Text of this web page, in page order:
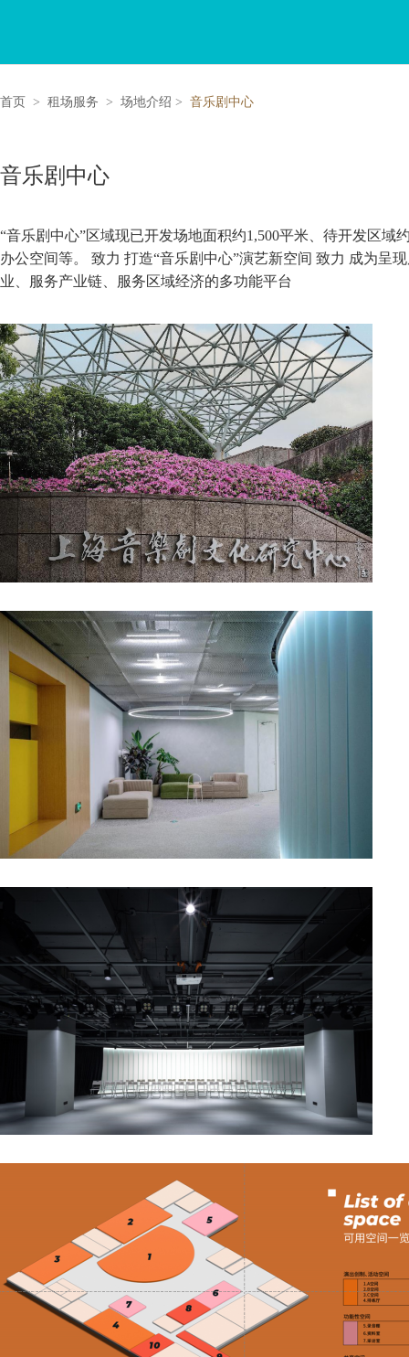
首页 > 租场服务 > 场地介绍 > 音乐剧中心
音乐剧中心
“音乐剧中心”区域现已开发场地面积约1,500平米、待开发区域
办公空间等。 致力 打造“音乐剧中心”演艺新空间 致力 成为呈
业、服务产业链、服务区域经济的多功能平台